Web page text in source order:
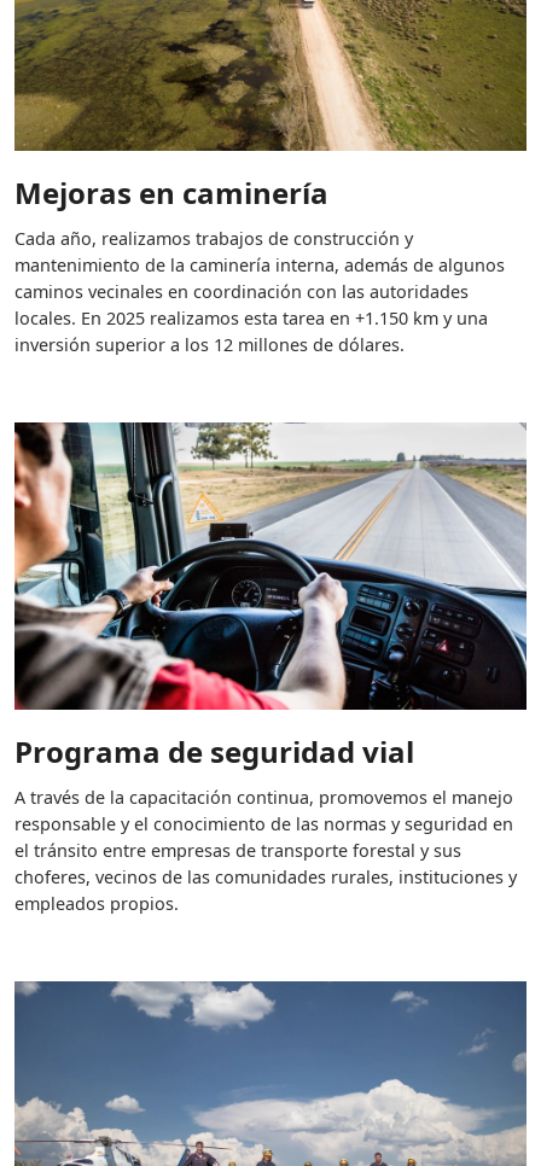
Mejoras en caminería
Cada año, realizamos trabajos de construcción y
mantenimiento de la caminería interna, además de algunos
caminos vecinales en coordinación con las autoridades
locales. En 2025 realizamos esta tarea en +1.150 km y una
inversión superior a los 12 millones de dólares.
Programa de seguridad vial
A través de la capacitación continua, promovemos el manejo
responsable y el conocimiento de las normas y seguridad en
el tránsito entre empresas de transporte forestal y sus
choferes, vecinos de las comunidades rurales, instituciones y
empleados propios.